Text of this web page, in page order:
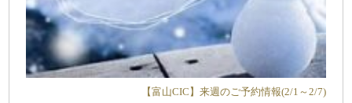
【富山CIC】来週のご予約情報(2/1～2/7)